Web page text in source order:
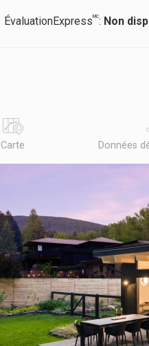
ÉvaluationExpressMC: Non
Carte Données